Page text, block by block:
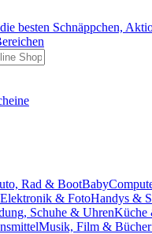
Rad & BootBaby
Elektronik & FotoHandys &
Schuhe & UhrenKüche
Musik, Film & Bücher